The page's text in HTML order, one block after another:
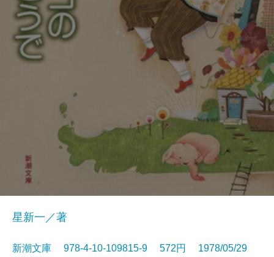
星新一／著
新潮文庫 978-4-10-109815-9 572円 1978/05/29